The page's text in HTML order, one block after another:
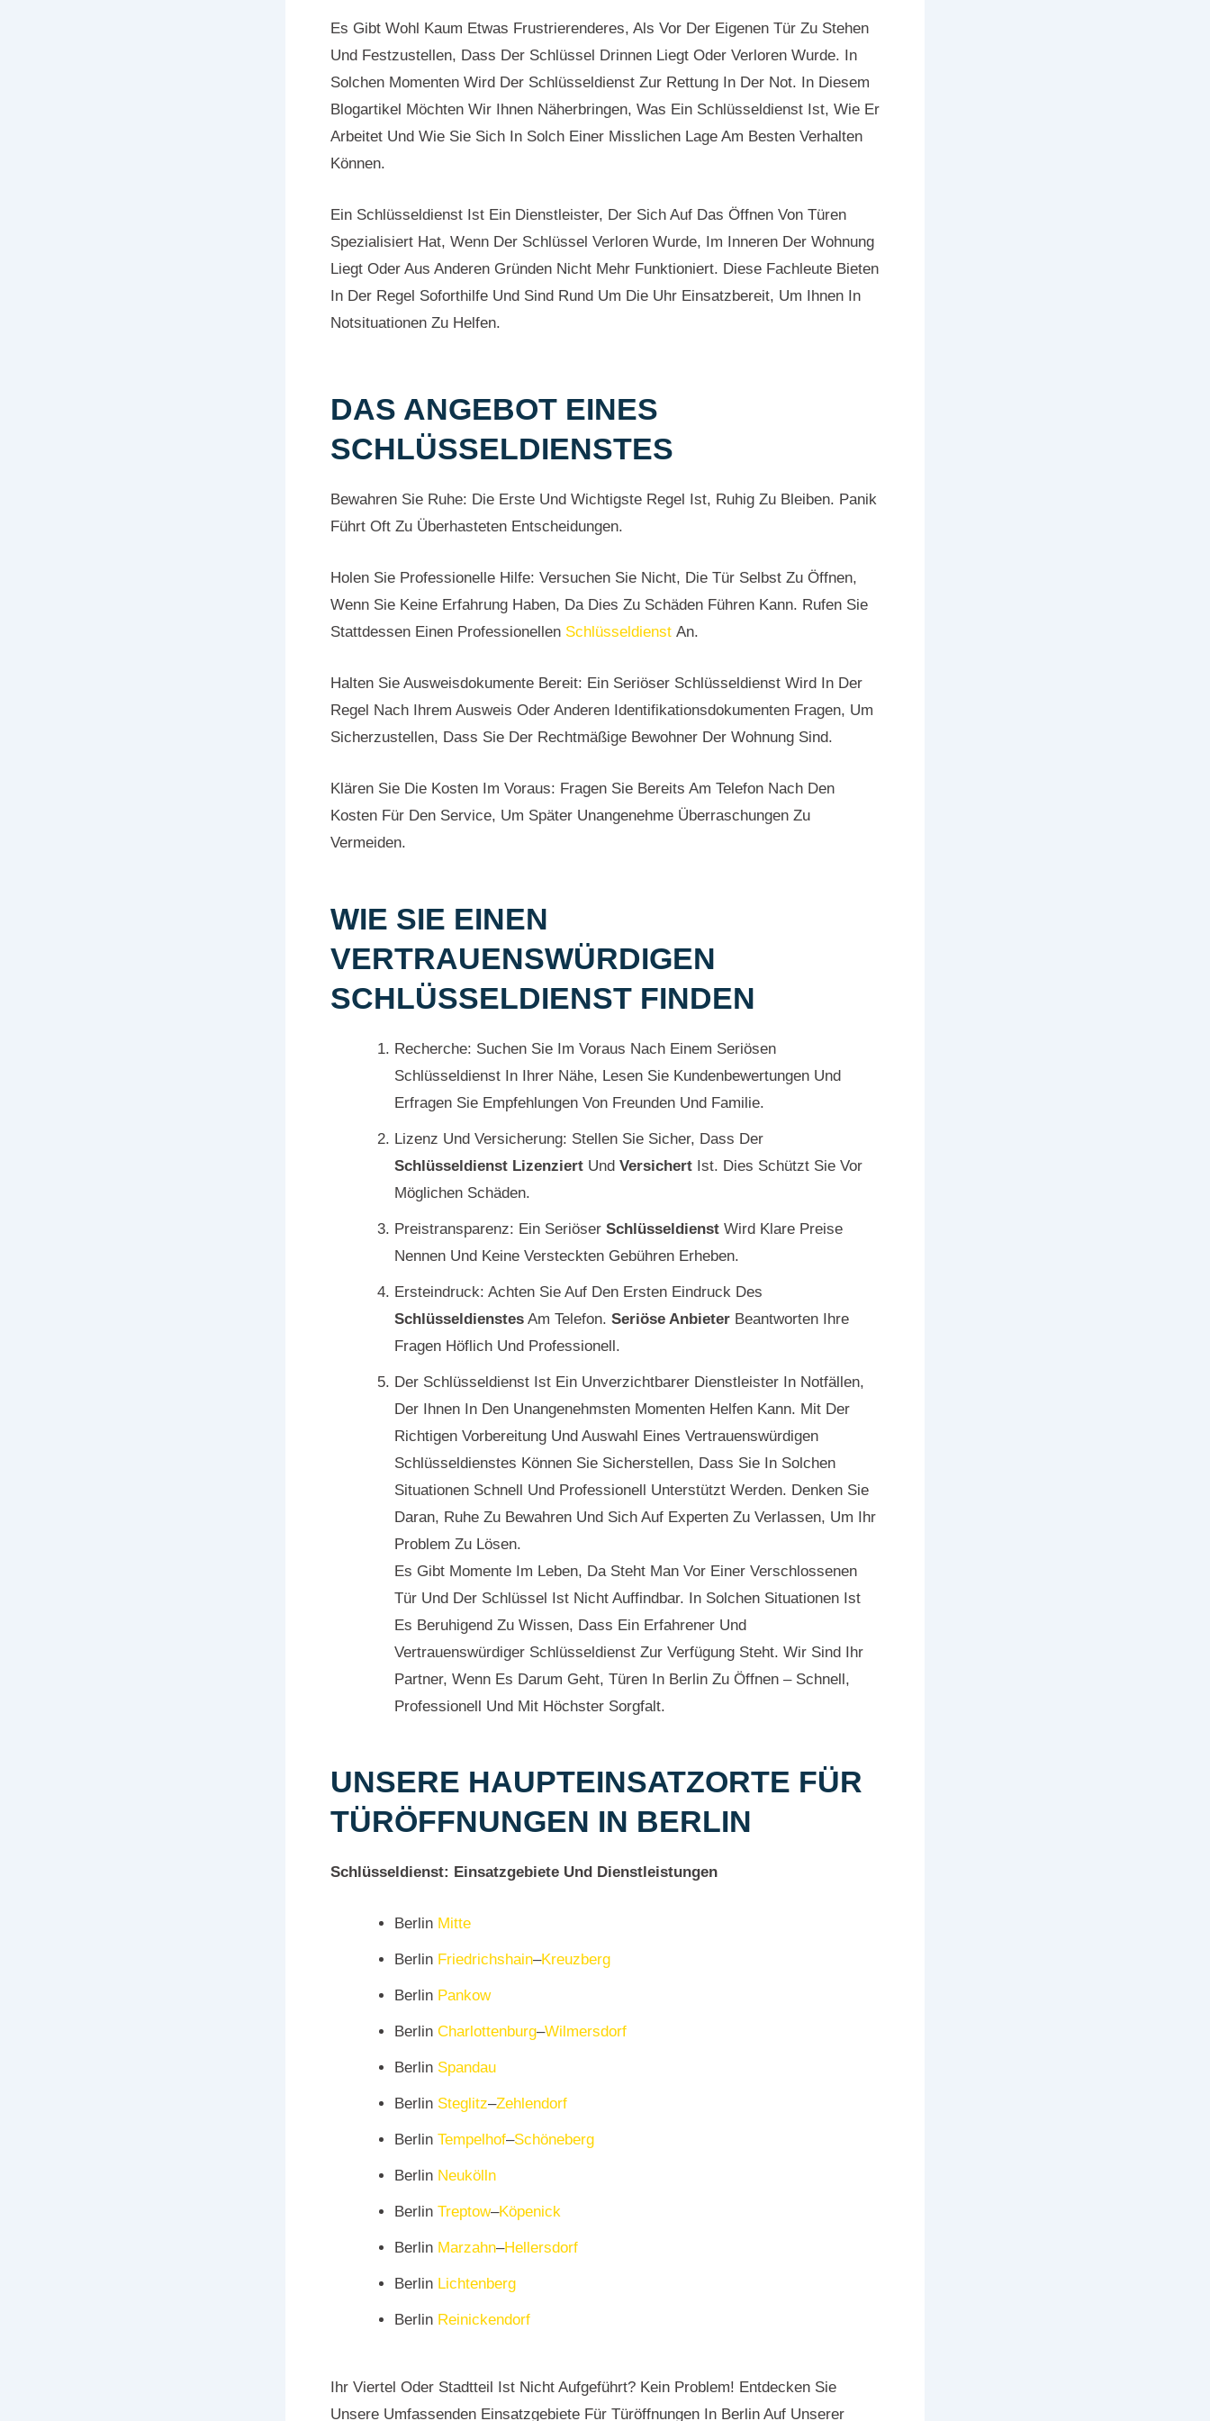
Es Gibt Wohl Kaum Etwas Frustrierenderes, Als Vor Der Eigenen Tür Zu Stehen
Und Festzustellen, Dass Der Schlüssel Drinnen Liegt Oder Verloren Wurde. In
Solchen Momenten Wird Der Schlüsseldienst Zur Rettung In Der Not. In Diesem
Blogartikel Möchten Wir Ihnen Näherbringen, Was Ein Schlüsseldienst Ist, Wie Er
Arbeitet Und Wie Sie Sich In Solch Einer Misslichen Lage Am Besten Verhalten
Können.
Ein Schlüsseldienst Ist Ein Dienstleister, Der Sich Auf Das Öffnen Von Türen
Spezialisiert Hat, Wenn Der Schlüssel Verloren Wurde, Im Inneren Der Wohnung
Liegt Oder Aus Anderen Gründen Nicht Mehr Funktioniert. Diese Fachleute Bieten
In Der Regel Soforthilfe Und Sind Rund Um Die Uhr Einsatzbereit, Um Ihnen In
Notsituationen Zu Helfen.
DAS ANGEBOT EINES
SCHLÜSSELDIENSTES
Bewahren Sie Ruhe: Die Erste Und Wichtigste Regel Ist, Ruhig Zu Bleiben. Panik
Führt Oft Zu Überhasteten Entscheidungen.
Holen Sie Professionelle Hilfe: Versuchen Sie Nicht, Die Tür Selbst Zu Öffnen,
Wenn Sie Keine Erfahrung Haben, Da Dies Zu Schäden Führen Kann. Rufen Sie
Stattdessen Einen Professionellen Schlüsseldienst An.
Halten Sie Ausweisdokumente Bereit: Ein Seriöser Schlüsseldienst Wird In Der
Regel Nach Ihrem Ausweis Oder Anderen Identifikationsdokumenten Fragen, Um
Sicherzustellen, Dass Sie Der Rechtmäßige Bewohner Der Wohnung Sind.
Klären Sie Die Kosten Im Voraus: Fragen Sie Bereits Am Telefon Nach Den
Kosten Für Den Service, Um Später Unangenehme Überraschungen Zu
Vermeiden.
WIE SIE EINEN
VERTRAUENSWÜRDIGEN
SCHLÜSSELDIENST FINDEN
Recherche: Suchen Sie Im Voraus Nach Einem Seriösen
Schlüsseldienst In Ihrer Nähe, Lesen Sie Kundenbewertungen Und
Erfragen Sie Empfehlungen Von Freunden Und Familie.
Lizenz Und Versicherung: Stellen Sie Sicher, Dass Der
Schlüsseldienst Lizenziert Und Versichert Ist. Dies Schützt Sie Vor
Möglichen Schäden.
Preistransparenz: Ein Seriöser Schlüsseldienst Wird Klare Preise
Nennen Und Keine Versteckten Gebühren Erheben.
Ersteindruck: Achten Sie Auf Den Ersten Eindruck Des
Schlüsseldienstes Am Telefon. Seriöse Anbieter Beantworten Ihre
Fragen Höflich Und Professionell.
Der Schlüsseldienst Ist Ein Unverzichtbarer Dienstleister In Notfällen,
Der Ihnen In Den Unangenehmsten Momenten Helfen Kann. Mit Der
Richtigen Vorbereitung Und Auswahl Eines Vertrauenswürdigen
Schlüsseldienstes Können Sie Sicherstellen, Dass Sie In Solchen
Situationen Schnell Und Professionell Unterstützt Werden. Denken Sie
Daran, Ruhe Zu Bewahren Und Sich Auf Experten Zu Verlassen, Um Ihr
Problem Zu Lösen.
Es Gibt Momente Im Leben, Da Steht Man Vor Einer Verschlossenen
Tür Und Der Schlüssel Ist Nicht Auffindbar. In Solchen Situationen Ist
Es Beruhigend Zu Wissen, Dass Ein Erfahrener Und
Vertrauenswürdiger Schlüsseldienst Zur Verfügung Steht. Wir Sind Ihr
Partner, Wenn Es Darum Geht, Türen In Berlin Zu Öffnen – Schnell,
Professionell Und Mit Höchster Sorgfalt.
UNSERE HAUPTEINSATZORTE FÜR
TÜRÖFFNUNGEN IN BERLIN
Schlüsseldienst: Einsatzgebiete Und Dienstleistungen
Berlin Mitte
Berlin Friedrichshain–Kreuzberg
Berlin Pankow
Berlin Charlottenburg–Wilmersdorf
Berlin Spandau
Berlin Steglitz–Zehlendorf
Berlin Tempelhof–Schöneberg
Berlin Neukölln
Berlin Treptow–Köpenick
Berlin Marzahn–Hellersdorf
Berlin Lichtenberg
Berlin Reinickendorf
Ihr Viertel Oder Stadtteil Ist Nicht Aufgeführt? Kein Problem! Entdecken Sie
Unsere Umfassenden Einsatzgebiete Für Türöffnungen In Berlin Auf Unserer